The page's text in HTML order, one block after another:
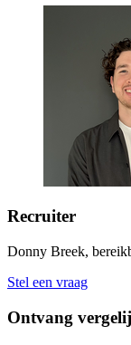
Recruiter
Donny Breek,
Stel een vraag
Ontvang